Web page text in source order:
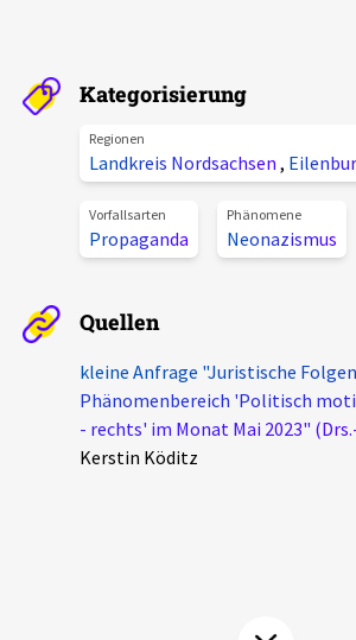
Aktuelles
Veranstaltungen
Podcasts
Über uns
Kontakt
Unterstützer_innen
chronik.LE in der Presse
Kategorisierung
Regionen
Landkreis Nordsachsen ,
Vorfallsarten
Propaganda
Phänomene
Neonazismus
Quellen
kleine Anfrage "Juristische
Phänomenbereich 'Politisch
- rechts' im Monat Mai 2023"
Kerstin Köditz